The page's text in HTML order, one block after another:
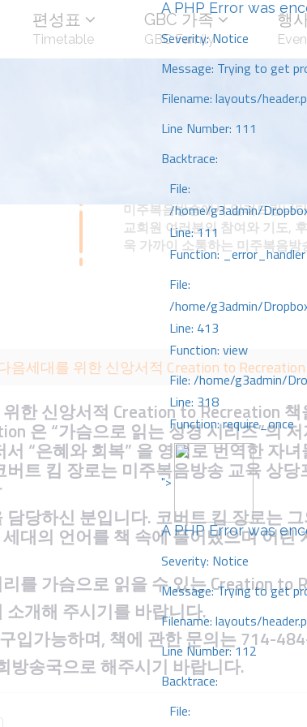
A PHP Error was
Severity: Notice
Message: Trying to get
Filename: layouts/
Line Number: 111
Backtrace:
File:
/home/g3admin/
Line: 111
Function: _error_handler
File:
/home/g3admin/
Line: 413
Function: view
File: /home/g3admin/
Line: 318
Function: require_once
">
A PHP Error was
Severity: Notice
Message: Trying to get
Filename: layouts/
Line Number: 112
Backtrace:
File:
편성표
Timetable
GBC 가족
GBC Family
행
미주복음방송에서 알려드립니
교회원 여러분의 참여와 기도,
욱 가까이 소통하는 미주복음
음세대를 위한 신앙서적 Creation to
한 신앙서적 Creation to Recreation
은 “가슴으로 읽는 성경 시리즈”의
“은혜와 회복” 을 영어로 번역한 자
트 킴 장로는 미주복음방송 교육 상당
담당하신 분입니다. 코버트 킴 장로는
대의 언어를 책 속에 풀어냈으며 어린
를 가슴으로 읽을 수 있는Creation to
소개해 주시기를 바랍니다.
입가능하며, 책에 관한 문의는 714-
방송국으로 해주시기 바랍니다.